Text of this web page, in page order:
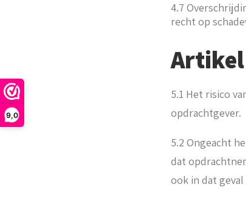
9,0
4.7
recht op
Artikel
5.1 Het risico
opdrachtgever.
5.2 Ongeacht
dat
ook in dat